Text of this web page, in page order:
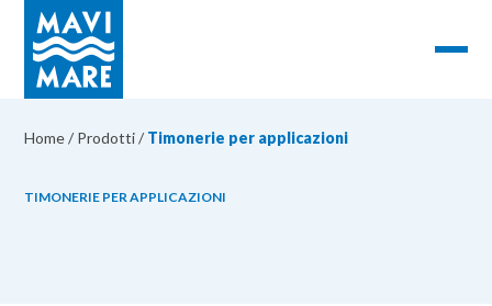
Home/ Prodotti/ Timonerie per applicazioni
TIMONERIE PER APPLICAZIONI